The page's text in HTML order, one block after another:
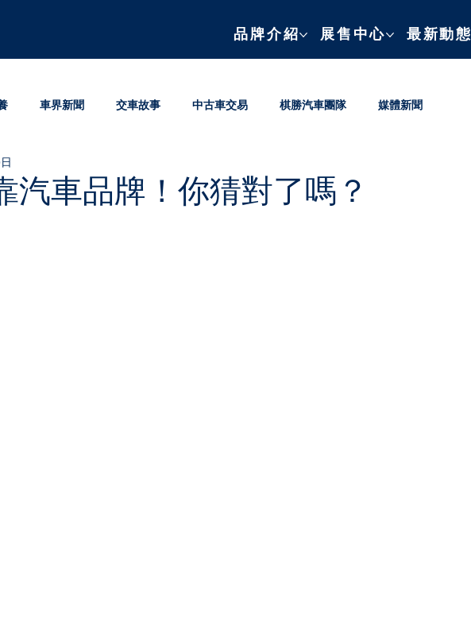
品牌介紹 展售中心 最新動態
車界新聞 交車故事 中古車交易 棋勝汽車團隊 媒體新聞
汽車品牌！你猜對了嗎？